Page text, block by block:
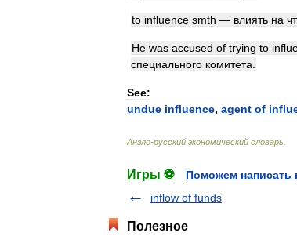
to influence smth — влиять на
He was accused of trying to
специального комитета
See:
undue influence, agent of
Англо-русский экономический словарь
Игры ⚽
Поможем написать
inflow of funds
Полезное